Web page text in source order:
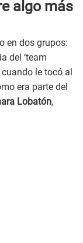
algo más
en dos grupos:
del ‘team
cuando le tocó al
era parte del
Lobatón,